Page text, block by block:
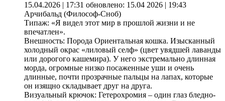
15.04.2026 | 17:31 обновлено: 15.04 2026 | 19:43
Арчибальд (Философ-Сноб)
Типаж: «Я видел этот мир в прошлой жизни и не
впечатлен».
Внешность: Порода Ориентальная кошка. Изысканный
холодный окрас «лиловый селф» (цвет увядшей лаванды
или дорогого кашемира). У него экстремально длинная
морда, огромные низко посаженные уши и очень
длинные, почти прозрачные пальцы на лапах, которые
он изящно складывает друг на друга.
Визуальный крючок: Гетерохромия – один глаз бледно-